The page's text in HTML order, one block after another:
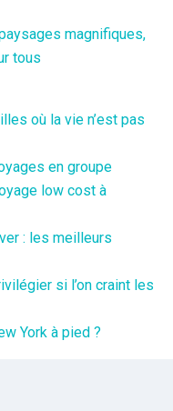
magnifiques,
tous
où la vie n’est pas
en groupe
low cost à
: les meilleurs
si l’on craint les
York à pied ?